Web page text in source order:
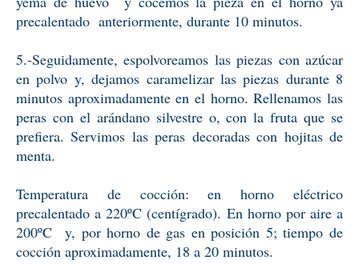
precalentado anteriormente, durante 10 minutos.
5.-Seguidamente, espolvoreamos las piezas con azúcar
en polvo y, dejamos caramelizar las piezas durante 8
minutos aproximadamente en el horno. Rellenamos las
peras con el arándano silvestre o, con la fruta que se
prefiera. Servimos las peras decoradas con hojitas de
menta.
Temperatura de cocción: en horno eléctrico
precalentado a 220ºC (centígrado). En horno por aire a
200ºC y, por horno de gas en posición 5; tiempo de
cocción aproximadamente, 18 a 20 minutos.